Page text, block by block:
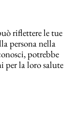
riflettere le tue
persona nella
potrebbe
per la loro salute